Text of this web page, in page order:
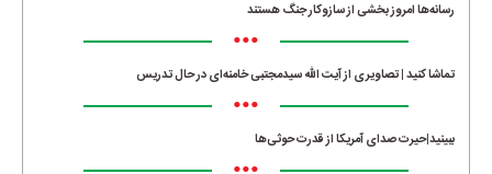
رسانه‌ها امروز بخشی از سازوکار جنگ هستند
•••
تماشا کنید | تصاویری از آیت الله سیدمجتبی خامنه‌ای در حال تدریس
•••
ببینید|حیرت صدای آمریکا از قدرت حوثی‌ها